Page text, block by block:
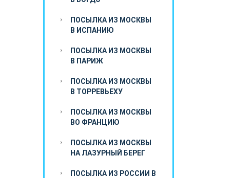
ПОСЫЛКА ИЗ МОСКВЫ
В ИСПАНИЮ
ПОСЫЛКА ИЗ МОСКВЫ
В ПАРИЖ
ПОСЫЛКА ИЗ МОСКВЫ
В ТОРРЕВЬЕХУ
ПОСЫЛКА ИЗ МОСКВЫ
ВО ФРАНЦИЮ
ПОСЫЛКА ИЗ МОСКВЫ
НА ЛАЗУРНЫЙ БЕРЕГ
ПОСЫЛКА ИЗ РОССИИ В